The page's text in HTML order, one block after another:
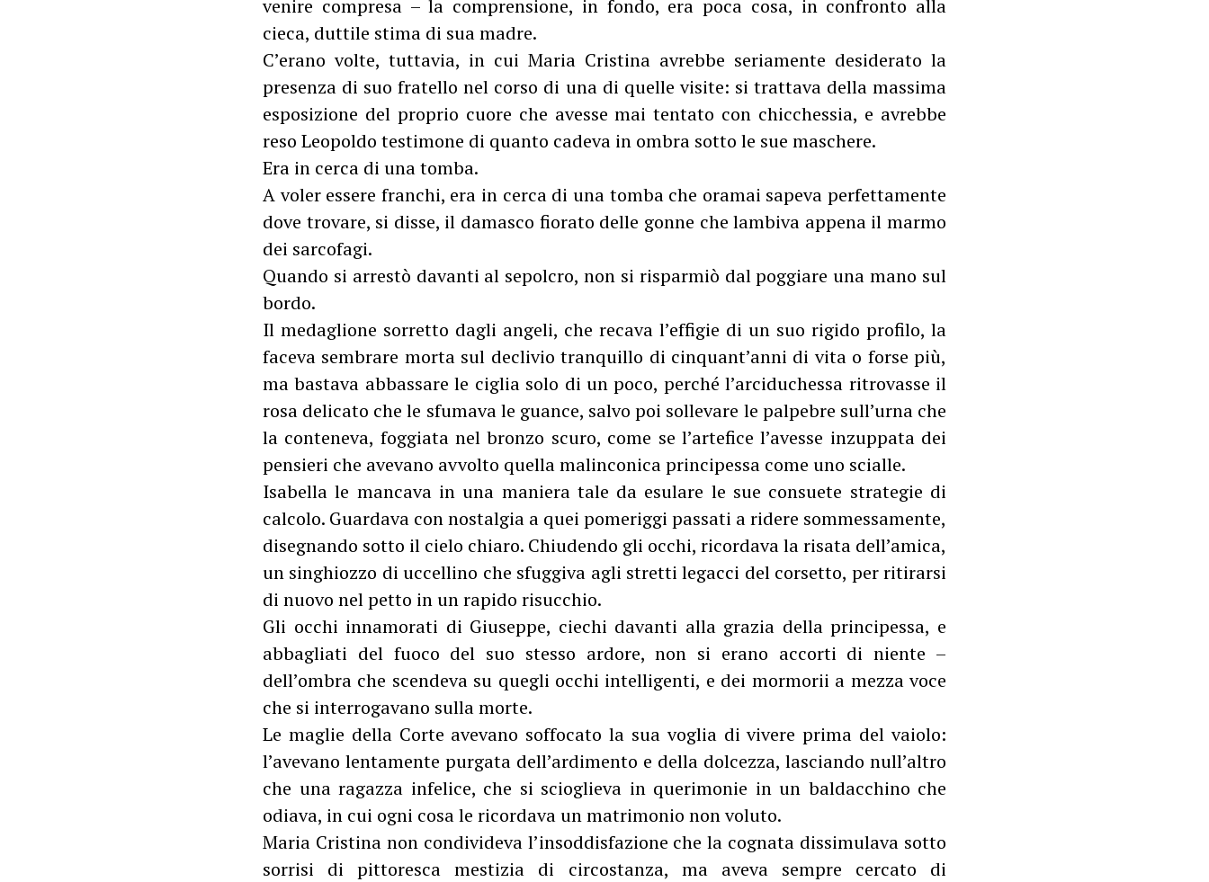
venire compresa – la comprensione, in fondo, era poca cosa, in confronto alla
cieca, duttile stima di sua madre.
C’erano volte, tuttavia, in cui Maria Cristina avrebbe seriamente desiderato la
presenza di suo fratello nel corso di una di quelle visite: si trattava della massima
esposizione del proprio cuore che avesse mai tentato con chicchessia, e avrebbe
reso Leopoldo testimone di quanto cadeva in ombra sotto le sue maschere.
Era in cerca di una tomba.
A voler essere franchi, era in cerca di una tomba che oramai sapeva perfettamente
dove trovare, si disse, il damasco fiorato delle gonne che lambiva appena il marmo
dei sarcofagi.
Quando si arrestò davanti al sepolcro, non si risparmiò dal poggiare una mano sul
bordo.
Il medaglione sorretto dagli angeli, che recava l’effigie di un suo rigido profilo, la
faceva sembrare morta sul declivio tranquillo di cinquant’anni di vita o forse più,
ma bastava abbassare le ciglia solo di un poco, perché l’arciduchessa ritrovasse il
rosa delicato che le sfumava le guance, salvo poi sollevare le palpebre sull’urna che
la conteneva, foggiata nel bronzo scuro, come se l’artefice l’avesse inzuppata dei
pensieri che avevano avvolto quella malinconica principessa come uno scialle.
Isabella le mancava in una maniera tale da esulare le sue consuete strategie di
calcolo. Guardava con nostalgia a quei pomeriggi passati a ridere sommessamente,
disegnando sotto il cielo chiaro. Chiudendo gli occhi, ricordava la risata dell’amica,
un singhiozzo di uccellino che sfuggiva agli stretti legacci del corsetto, per ritirarsi
di nuovo nel petto in un rapido risucchio.
Gli occhi innamorati di Giuseppe, ciechi davanti alla grazia della principessa, e
abbagliati del fuoco del suo stesso ardore, non si erano accorti di niente –
dell’ombra che scendeva su quegli occhi intelligenti, e dei mormorii a mezza voce
che si interrogavano sulla morte.
Le maglie della Corte avevano soffocato la sua voglia di vivere prima del vaiolo:
l’avevano lentamente purgata dell’ardimento e della dolcezza, lasciando null’altro
che una ragazza infelice, che si scioglieva in querimonie in un baldacchino che
odiava, in cui ogni cosa le ricordava un matrimonio non voluto.
Maria Cristina non condivideva l’insoddisfazione che la cognata dissimulava sotto
sorrisi di pittoresca mestizia di circostanza, ma aveva sempre cercato di